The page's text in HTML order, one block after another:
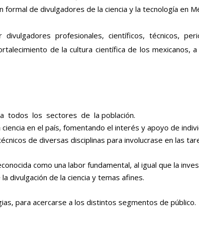
de divulgadores de la ciencia y la tecnología en
profesionales, científicos, técnicos,
de la cultura científica de los mexicanos,
todos los sectores de la población.
en el país, fomentando el interés y apoyo de
de diversas disciplinas para involucrase en las
como una labor fundamental, al igual que la
divulgación de la ciencia y temas afines.
para acercarse a los distintos segmentos de público.